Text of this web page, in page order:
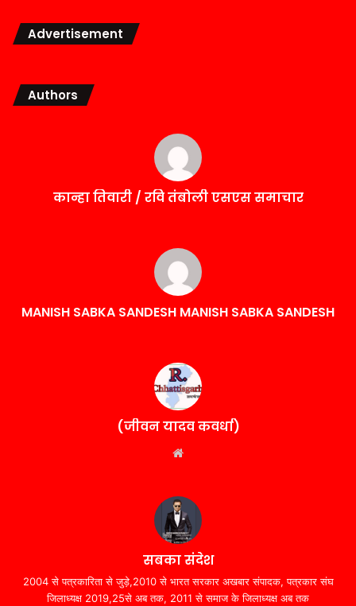
Advertisement
Authors
कान्हा तिवारी / रवि तंबोली एसएस समाचार
MANISH SABKA SANDESH MANISH SABKA SANDESH
(जीवन यादव कवर्धा)
सबका संदेश
2004 से पत्रकारिता से जुड़े,2010 से भारत सरकार अखबार संपादक, पत्रकार संघ
जिलाध्यक्ष 2019,25से अब तक, 2011 से समाज के जिलाध्यक्ष अब तक